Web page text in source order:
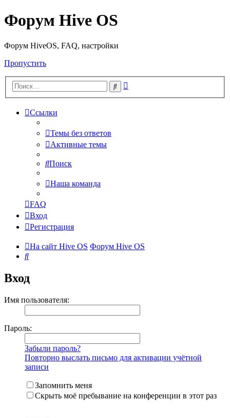
Форум Hive OS
Форум HiveOS, FAQ, настройки
Пропустить
Поиск
Ссылки
Темы без ответов
Активные темы
Поиск
Наша команда
FAQ
Вход
Регистрация
На сайт Hive OS Форум Hive OS
Поиск
Вход
Имя пользователя:
Пароль:
Забыли пароль?
Повторно выслать письмо для активации учётной
записи
Запомнить меня
Скрыть моё пребывание на конференции в этот раз